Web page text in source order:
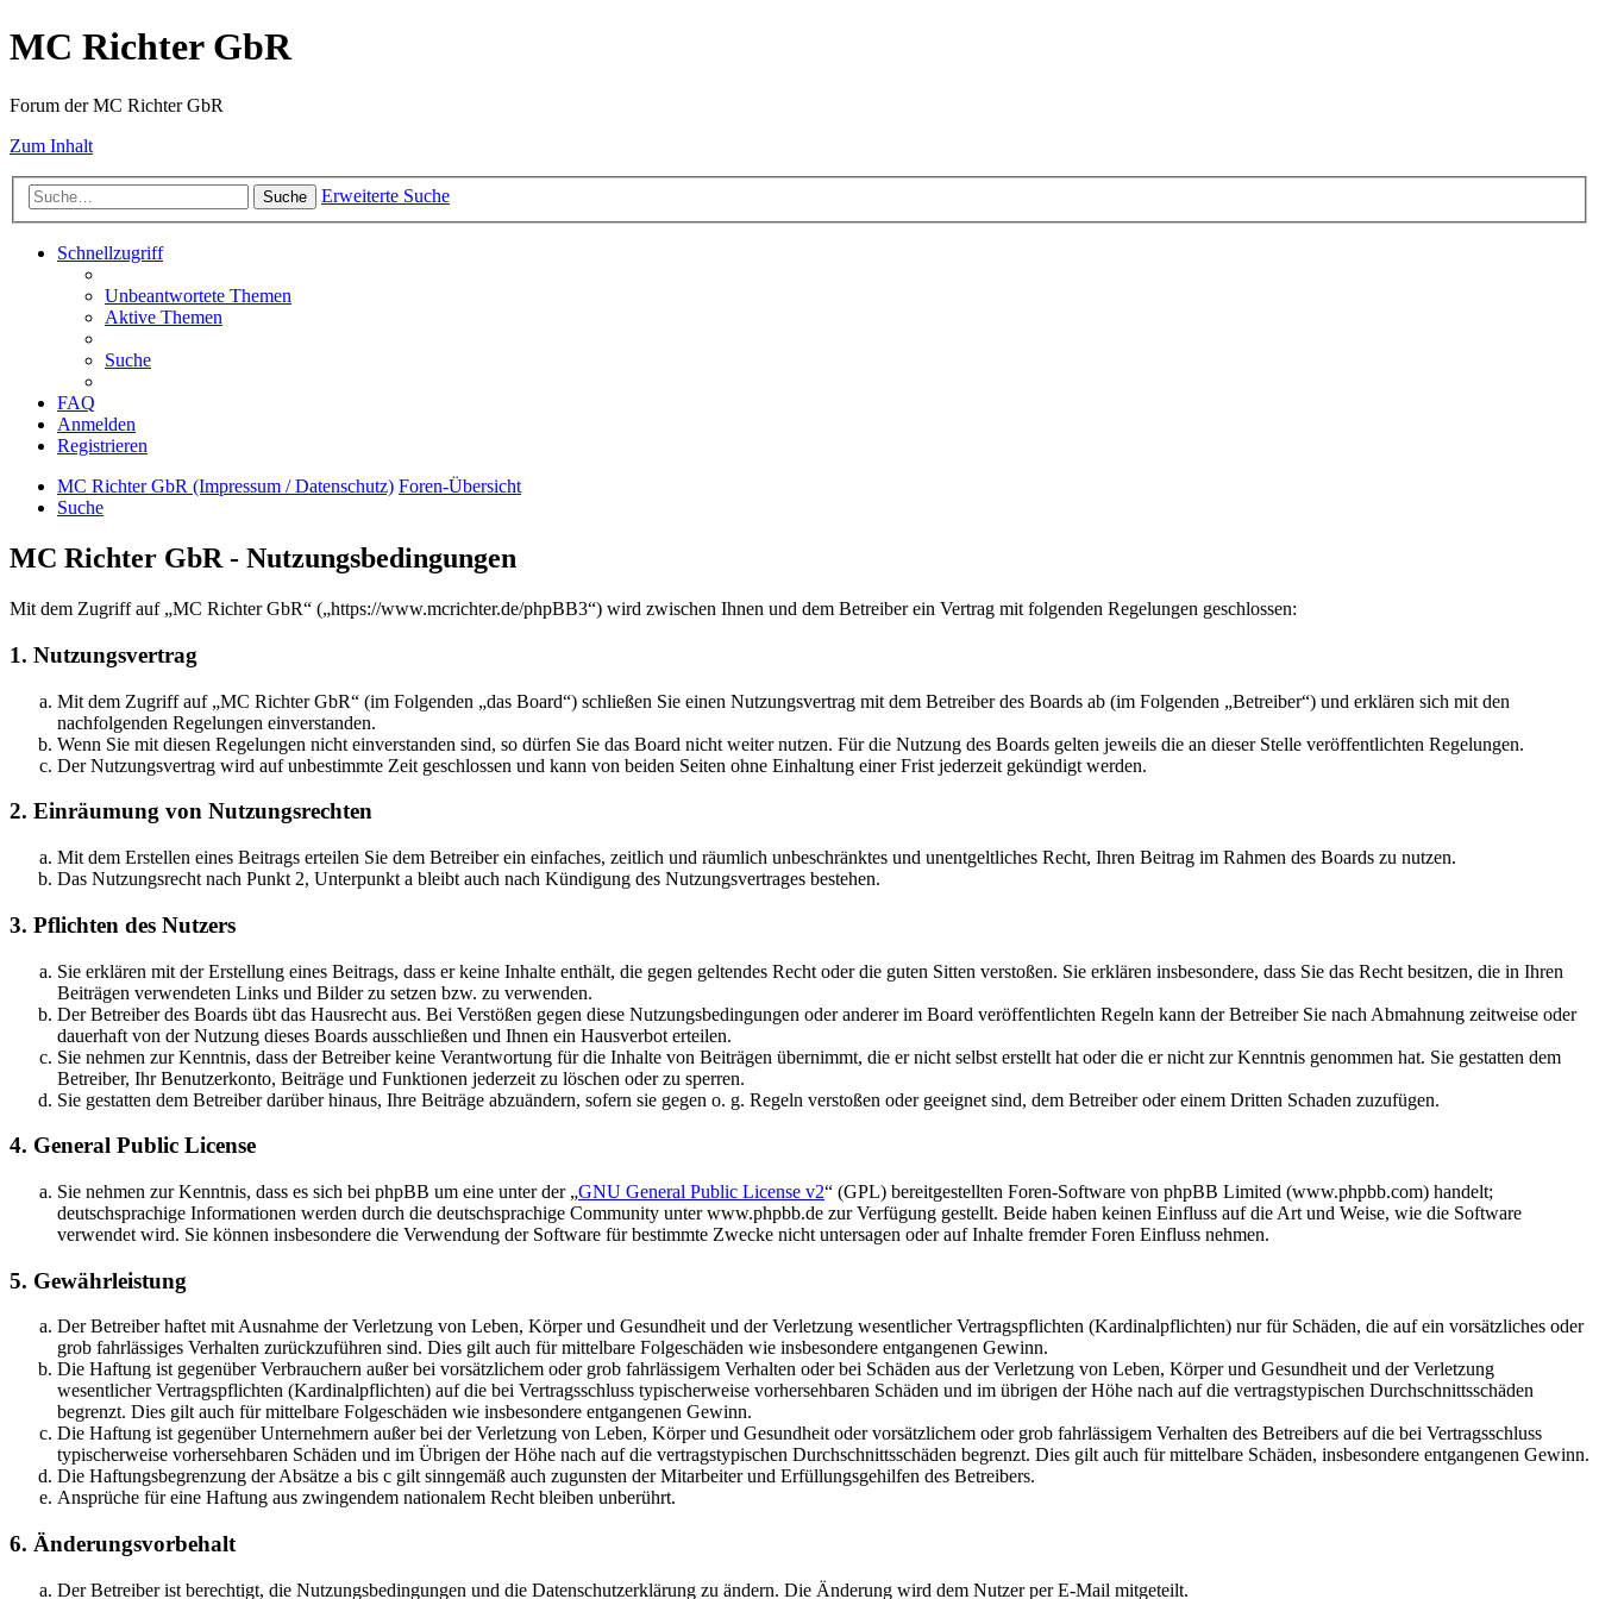
MC Richter GbR
Forum der MC Richter GbR
Zum Inhalt
Suche Erweiterte Suche
Schnellzugriff
Unbeantwortete Themen
Aktive Themen
Suche
FAQ
Anmelden
Registrieren
MC Richter GbR (Impressum / Datenschutz) Foren-Übersicht
Suche
MC Richter GbR - Nutzungsbedingungen
Mit dem Zugriff auf „MC Richter GbR“ („https://www.mcrichter.de/phpBB3“) wird zwischen Ihnen und dem Betreiber ein Vertrag mit folgenden Regelungen geschlossen:
1. Nutzungsvertrag
Mit dem Zugriff auf „MC Richter GbR“ (im Folgenden „das Board“) schließen Sie einen Nutzungsvertrag mit dem Betreiber des Boards ab (im Folgenden „Betreiber“) und erklären sich mit den
nachfolgenden Regelungen einverstanden.
Wenn Sie mit diesen Regelungen nicht einverstanden sind, so dürfen Sie das Board nicht weiter nutzen. Für die Nutzung des Boards gelten jeweils die an dieser Stelle veröffentlichten Regelungen.
Der Nutzungsvertrag wird auf unbestimmte Zeit geschlossen und kann von beiden Seiten ohne Einhaltung einer Frist jederzeit gekündigt werden.
2. Einräumung von Nutzungsrechten
Mit dem Erstellen eines Beitrags erteilen Sie dem Betreiber ein einfaches, zeitlich und räumlich unbeschränktes und unentgeltliches Recht, Ihren Beitrag im Rahmen des Boards zu nutzen.
Das Nutzungsrecht nach Punkt 2, Unterpunkt a bleibt auch nach Kündigung des Nutzungsvertrages bestehen.
3. Pflichten des Nutzers
Sie erklären mit der Erstellung eines Beitrags, dass er keine Inhalte enthält, die gegen geltendes Recht oder die guten Sitten verstoßen. Sie erklären insbesondere, dass Sie das Recht besitzen, die in Ihren
Beiträgen verwendeten Links und Bilder zu setzen bzw. zu verwenden.
Der Betreiber des Boards übt das Hausrecht aus. Bei Verstößen gegen diese Nutzungsbedingungen oder anderer im Board veröffentlichten Regeln kann der Betreiber Sie nach Abmahnung zeitweise oder
dauerhaft von der Nutzung dieses Boards ausschließen und Ihnen ein Hausverbot erteilen.
Sie nehmen zur Kenntnis, dass der Betreiber keine Verantwortung für die Inhalte von Beiträgen übernimmt, die er nicht selbst erstellt hat oder die er nicht zur Kenntnis genommen hat. Sie gestatten dem
Betreiber, Ihr Benutzerkonto, Beiträge und Funktionen jederzeit zu löschen oder zu sperren.
Sie gestatten dem Betreiber darüber hinaus, Ihre Beiträge abzuändern, sofern sie gegen o. g. Regeln verstoßen oder geeignet sind, dem Betreiber oder einem Dritten Schaden zuzufügen.
4. General Public License
Sie nehmen zur Kenntnis, dass es sich bei phpBB um eine unter der „GNU General Public License v2“ (GPL) bereitgestellten Foren-Software von phpBB Limited (www.phpbb.com) handelt;
deutschsprachige Informationen werden durch die deutschsprachige Community unter www.phpbb.de zur Verfügung gestellt. Beide haben keinen Einfluss auf die Art und Weise, wie die Software
verwendet wird. Sie können insbesondere die Verwendung der Software für bestimmte Zwecke nicht untersagen oder auf Inhalte fremder Foren Einfluss nehmen.
5. Gewährleistung
Der Betreiber haftet mit Ausnahme der Verletzung von Leben, Körper und Gesundheit und der Verletzung wesentlicher Vertragspflichten (Kardinalpflichten) nur für Schäden, die auf ein vorsätzliches oder
grob fahrlässiges Verhalten zurückzuführen sind. Dies gilt auch für mittelbare Folgeschäden wie insbesondere entgangenen Gewinn.
Die Haftung ist gegenüber Verbrauchern außer bei vorsätzlichem oder grob fahrlässigem Verhalten oder bei Schäden aus der Verletzung von Leben, Körper und Gesundheit und der Verletzung
wesentlicher Vertragspflichten (Kardinalpflichten) auf die bei Vertragsschluss typischerweise vorhersehbaren Schäden und im übrigen der Höhe nach auf die vertragstypischen Durchschnittsschäden
begrenzt. Dies gilt auch für mittelbare Folgeschäden wie insbesondere entgangenen Gewinn.
Die Haftung ist gegenüber Unternehmern außer bei der Verletzung von Leben, Körper und Gesundheit oder vorsätzlichem oder grob fahrlässigem Verhalten des Betreibers auf die bei Vertragsschluss
typischerweise vorhersehbaren Schäden und im Übrigen der Höhe nach auf die vertragstypischen Durchschnittsschäden begrenzt. Dies gilt auch für mittelbare Schäden, insbesondere entgangenen Gewinn.
Die Haftungsbegrenzung der Absätze a bis c gilt sinngemäß auch zugunsten der Mitarbeiter und Erfüllungsgehilfen des Betreibers.
Ansprüche für eine Haftung aus zwingendem nationalem Recht bleiben unberührt.
6. Änderungsvorbehalt
Der Betreiber ist berechtigt, die Nutzungsbedingungen und die Datenschutzerklärung zu ändern. Die Änderung wird dem Nutzer per E-Mail mitgeteilt.